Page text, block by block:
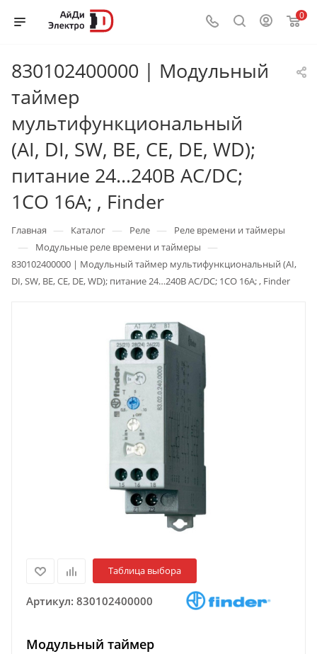
0
830102400000 | Модульный
таймер
мультифункциональный
(AI, DI, SW, BE, CE, DE, WD);
питание 24…240В АС/DC;
1CO 16A; , Finder
Главная — Каталог — Реле — Реле времени и таймеры
— Модульные реле времени и таймеры —
830102400000 | Модульный таймер мультифункциональный (AI,
DI, SW, BE, CE, DE, WD); питание 24…240В АС/DC; 1CO 16A; , Finder
Таблица выбора
Артикул: 830102400000
Модульный таймер